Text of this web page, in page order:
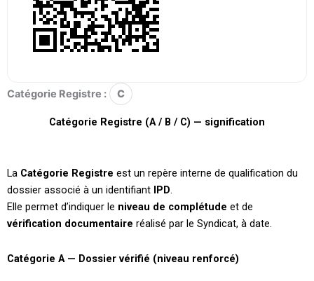
Catégorie Registre : C
Catégorie Registre (A / B / C) — signification
La Catégorie Registre est un repère interne de qualification du
dossier associé à un identifiant IPD.
Elle permet d’indiquer le niveau de complétude et de
vérification documentaire réalisé par le Syndicat, à date.
Catégorie A — Dossier vérifié (niveau renforcé)